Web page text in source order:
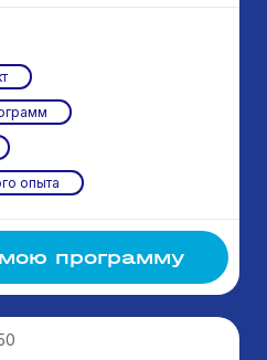
опыта
программу